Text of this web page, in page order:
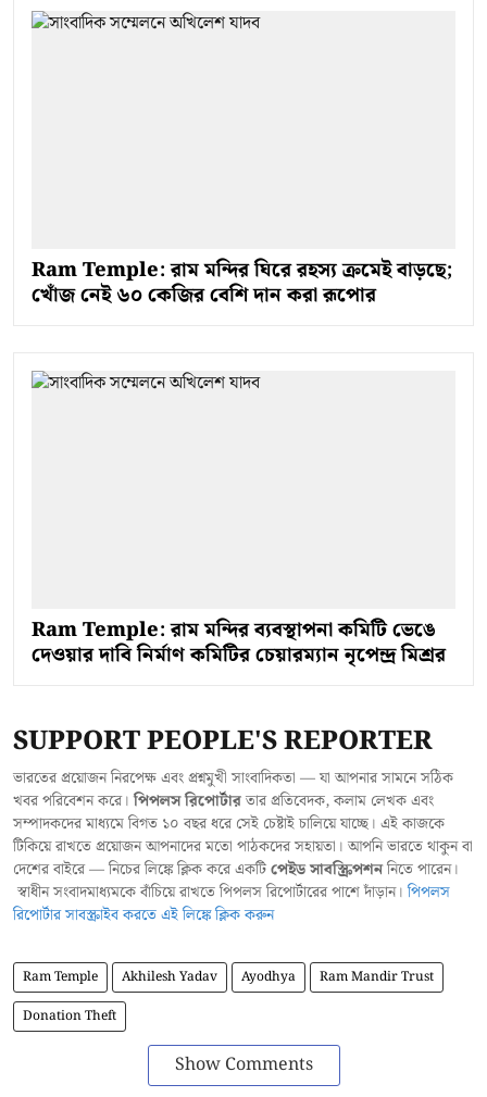
Ram Temple: রাম মন্দির ঘিরে রহস্য ক্রমেই বাড়ছে;
খোঁজ নেই ৬০ কেজির বেশি দান করা রূপোর
Ram Temple: রাম মন্দির ব্যবস্থাপনা কমিটি ভেঙে
দেওয়ার দাবি নির্মাণ কমিটির চেয়ারম্যান নৃপেন্দ্র মিশ্রর
SUPPORT PEOPLE'S REPORTER
ভারতের প্রয়োজন নিরপেক্ষ এবং প্রশ্নমুখী সাংবাদিকতা — যা আপনার সামনে সঠিক
খবর পরিবেশন করে।পিপলস রিপোর্টারতার প্রতিবেদক, কলাম লেখক এবং
সম্পাদকদের মাধ্যমে বিগত ১০ বছর ধরে সেই চেষ্টাই চালিয়ে যাচ্ছে। এই কাজকে
টিকিয়ে রাখতে প্রয়োজন আপনাদের মতো পাঠকদের সহায়তা। আপনি ভারতে থাকুন বা
দেশের বাইরে — নিচের লিঙ্কে ক্লিক করে একটিপেইড সাবস্ক্রিপশননিতে পারেন।
স্বাধীন সংবাদমাধ্যমকে বাঁচিয়ে রাখতে পিপলস রিপোর্টারের পাশে দাঁড়ান।পিপলস
রিপোর্টার সাবস্ক্রাইব করতে এই লিঙ্কে ক্লিক করুন
Ram Temple Akhilesh Yadav Ayodhya
Ram Mandir Trust
Donation Theft
Show Comments